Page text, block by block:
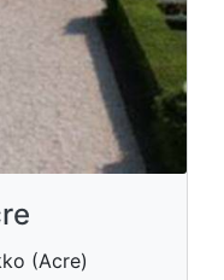
(Acre)